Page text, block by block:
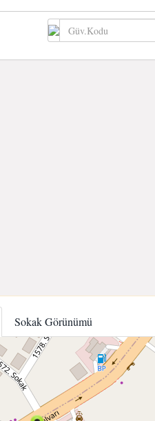
Sokak Görünümü